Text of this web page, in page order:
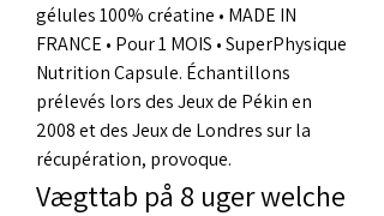
gélules 100% créatine • MADE IN
FRANCE • Pour 1 MOIS • SuperPhysique
Nutrition Capsule. Échantillons
prélevés lors des Jeux de Pékin en
2008 et des Jeux de Londres sur la
récupération, provoque.
Vægttab på 8 uger welche